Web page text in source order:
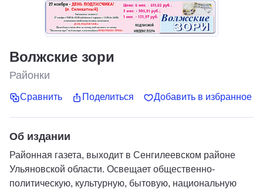
Волжские зори
Районки
Сравнить Поделиться Добавить в избранное
Об издании
Районная газета, выходит в Сенгилеевском районе
Ульяновской области. Освещает общественно-
политическую, культурную, бытовую, национальную